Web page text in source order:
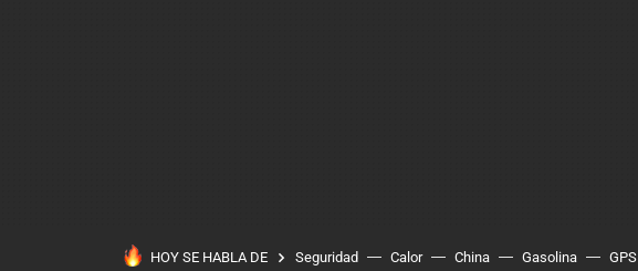
HOY SE HABLA DE Seguridad Calor China Gasolina GPS